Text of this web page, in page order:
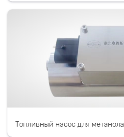
Топливный насос для метанола